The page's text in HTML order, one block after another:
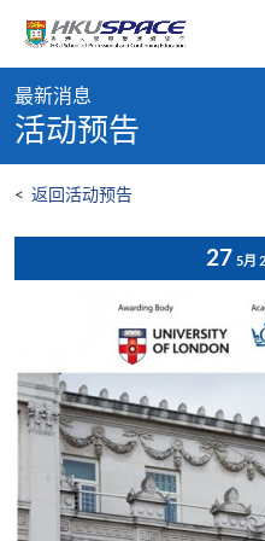
content
content
start
最新消息
活动预告
< 返回活动预告
27 5月